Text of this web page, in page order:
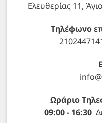
Ελευθερίας 11,
Τηλέφωνο
Ωράριο
09:00 - 16:30